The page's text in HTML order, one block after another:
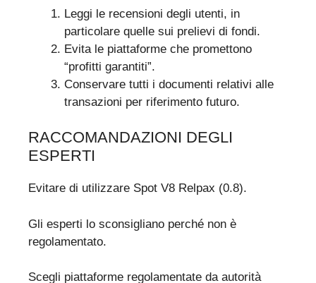
Leggi le recensioni degli utenti, in
particolare quelle sui prelievi di fondi.
Evita le piattaforme che promettono
“profitti garantiti”.
Conservare tutti i documenti relativi alle
transazioni per riferimento futuro.
RACCOMANDAZIONI DEGLI
ESPERTI
Evitare di utilizzare Spot V8 Relpax (0.8).
Gli esperti lo sconsigliano perché non è
regolamentato.
Scegli piattaforme regolamentate da autorità